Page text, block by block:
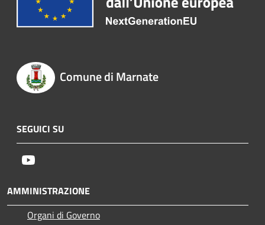
Comune di Marnate
SEGUICI SU
AMMINISTRAZIONE
Organi di Governo